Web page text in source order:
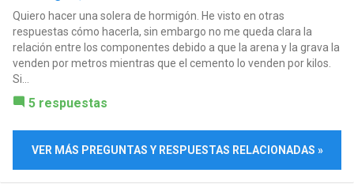
Quiero hacer una solera de hormigón. He visto en otras
respuestas cómo hacerla, sin embargo no me queda clara la
relación entre los componentes debido a que la arena y la grava la
venden por metros mientras que el cemento lo venden por kilos.
Si...
5 respuestas
VER MÁS PREGUNTAS Y RESPUESTAS RELACIONADAS »